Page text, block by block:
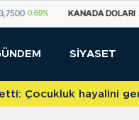
34,2339 0.73%
SİYASET
hayalini